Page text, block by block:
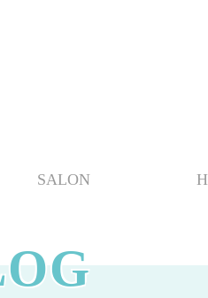
SALON